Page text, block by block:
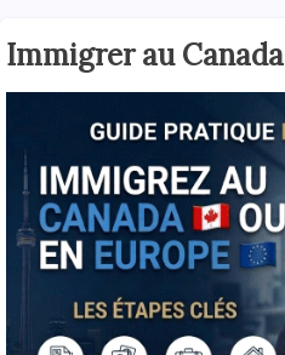
Immigrer au Canada